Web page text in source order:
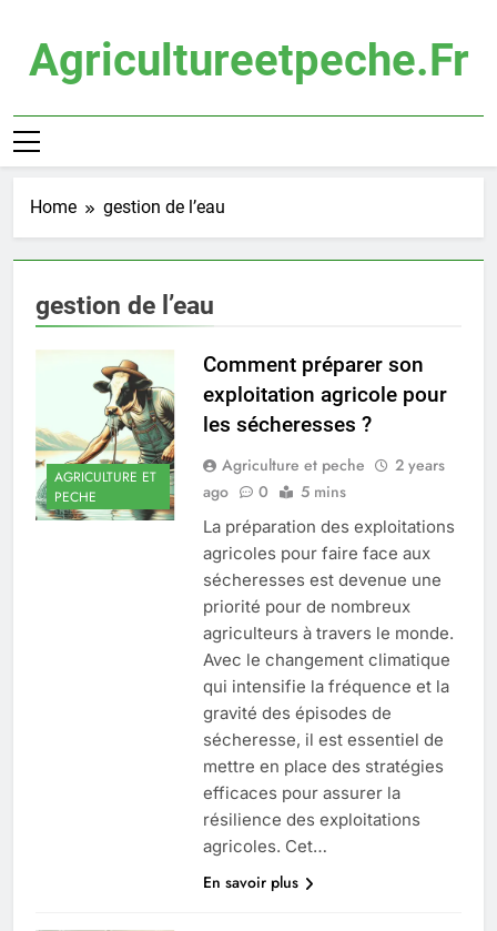
contentAgricultureetpeche.fr
Home gestion de l’eau
gestion de l’eau
AGRICULTURE ET
PECHE
Comment préparer son
exploitation agricole pour
les sécheresses ?
Agriculture et peche
2 years
ago
0 5 mins
La préparation des exploitations
agricoles pour faire face aux
sécheresses est devenue une
priorité pour de nombreux
agriculteurs à travers le monde.
Avec le changement climatique
qui intensifie la fréquence et la
gravité des épisodes de
sécheresse, il est essentiel de
mettre en place des stratégies
efficaces pour assurer la
résilience des exploitations
agricoles. Cet…
En savoir plus